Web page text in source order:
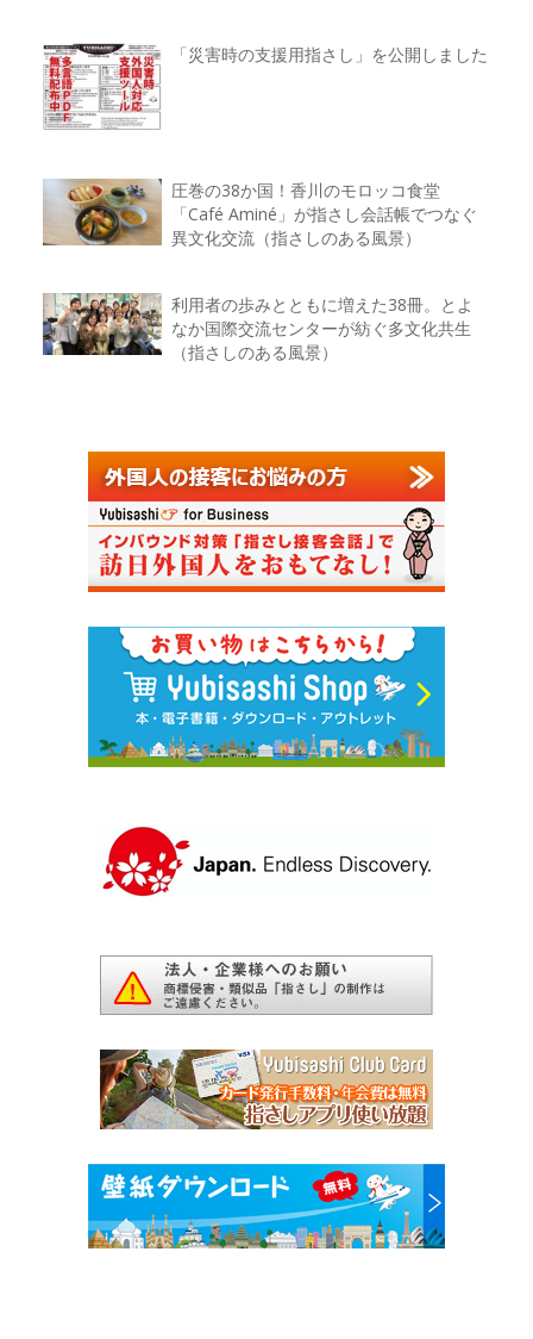
「災害時の支援用指さし」を公開しました
圧巻の38か国！香川のモロッコ食堂
「Café Aminé」が指さし会話帳でつなぐ
異文化交流（指さしのある風景）
利用者の歩みとともに増えた38冊。とよ
なか国際交流センターが紡ぐ多文化共生
（指さしのある風景）